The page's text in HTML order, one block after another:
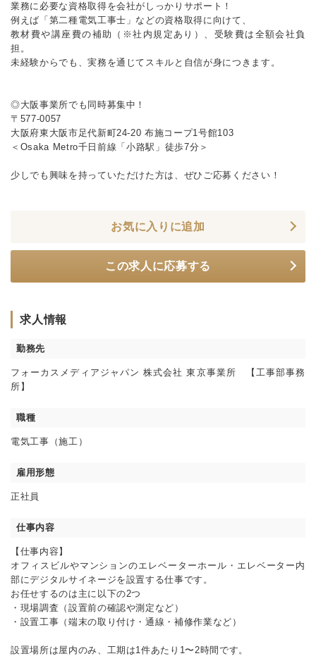
業務に必要な資格取得を会社がしっかりサポート！
例えば「第二種電気工事士」などの資格取得に向けて、
教材費や講座費の補助（※社内規定あり）、受験費は全額会社負
担。
未経験からでも、実務を通じてスキルと自信が身につきます。
◎大阪事業所でも同時募集中！
〒577-0057
大阪府東大阪市足代新町24-20 布施コープ1号館103
＜Osaka Metro千日前線「小路駅」徒歩7分＞
少しでも興味を持っていただけた方は、ぜひご応募ください！
お気に入りに追加
この求人に応募する
求人情報
勤務先
フォーカスメディアジャパン 株式会社 東京事業所 【工事部事務
所】
職種
電気工事（施工）
雇用形態
正社員
仕事内容
【仕事内容】
オフィスビルやマンションのエレベーターホール・エレベーター内
部にデジタルサイネージを設置する仕事です。
お任せするのは主に以下の2つ
・現場調査（設置前の確認や測定など）
・設置工事（端末の取り付け・通線・補修作業など）
設置場所は屋内のみ、工期は1件あたり1〜2時間です。